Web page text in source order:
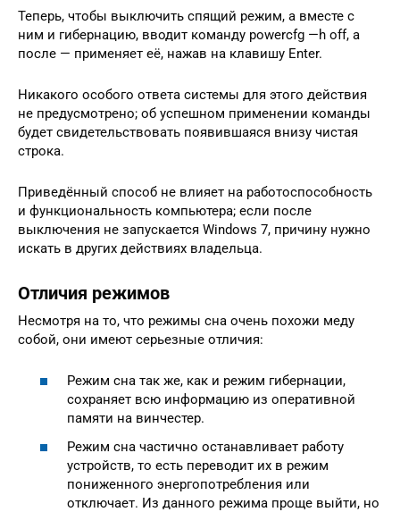
Теперь, чтобы выключить спящий режим, а вместе с
ним и гибернацию, вводит команду powercfg —h off, а
после — применяет её, нажав на клавишу Enter.
Никакого особого ответа системы для этого действия
не предусмотрено; об успешном применении команды
будет свидетельствовать появившаяся внизу чистая
строка.
Приведённый способ не влияет на работоспособность
и функциональность компьютера; если после
выключения не запускается Windows 7, причину нужно
искать в других действиях владельца.
Отличия режимов
Несмотря на то, что режимы сна очень похожи меду
собой, они имеют серьезные отличия:
Режим сна так же, как и режим гибернации,
сохраняет всю информацию из оперативной
памяти на винчестер.
Режим сна частично останавливает работу
устройств, то есть переводит их в режим
пониженного энергопотребления или
отключает. Из данного режима проще выйти, но